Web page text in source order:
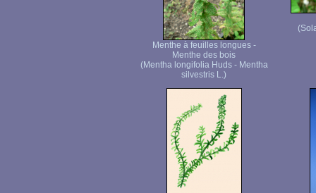
Menthe à feuilles longues -
Menthe des bois
(Mentha longifolia Huds - Mentha
silvestris L.)